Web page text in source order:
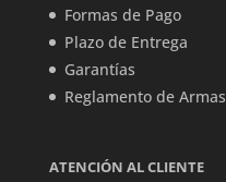
Formas de Pago
Plazo de Entrega
Garantías
Reglamento de Armas
ATENCIÓN AL CLIENTE